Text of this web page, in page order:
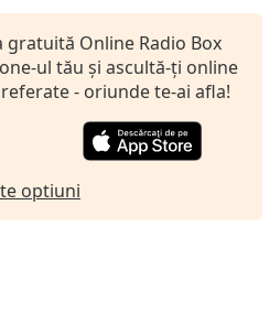
gratuită Online Radio Box
ul tău și ascultă-ți online
- oriunde te-ai afla!
optiuni